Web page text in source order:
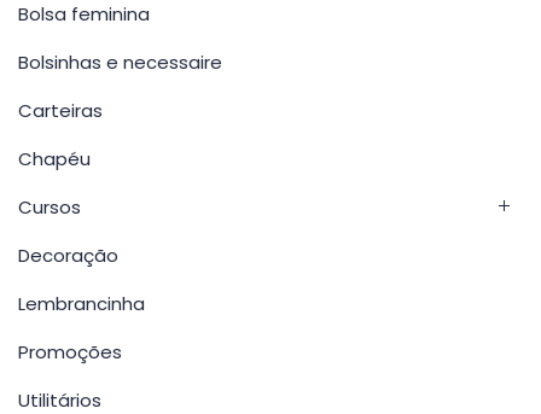
Bolsa feminina
Bolsinhas e necessaire
Carteiras
Chapéu
Cursos
Decoração
Lembrancinha
Promoções
Utilitários